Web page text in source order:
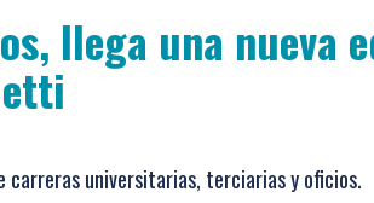
llega una nueva
carreras universitarias, terciarias y oficios.